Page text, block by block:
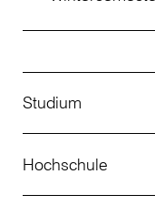
Studium
Studienangebot
Hochschule